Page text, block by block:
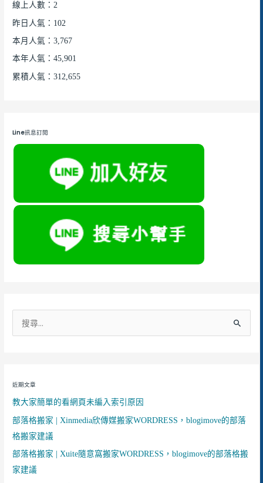
線上人數：2
昨日人氣：102
本月人氣：3,767
本年人氣：45,901
累積人氣：312,655
Line訊息訂閱
字
:
近期文章
教大家簡單的看網頁未編入索引原因
部落格搬家 | Xinmedia欣傳媒搬家WORDRESS，blogimove的部落
格搬家建議
部落格搬家 | Xuite隨意窩搬家WORDRESS，blogimove的部落格搬
家建議